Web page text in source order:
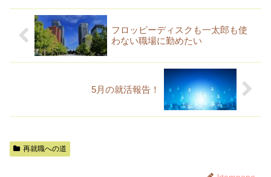
フロッピーディスクも一太郎も使
わない職場に勤めたい
5月の就活報告！
再就職への道